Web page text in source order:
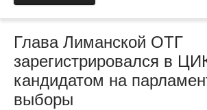
Глава Лиманской ОТГ
зарегистрировался в
кандидатом на
выборы